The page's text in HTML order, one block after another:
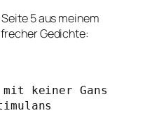
5 aus meinem
Gedichte:
keiner Gans